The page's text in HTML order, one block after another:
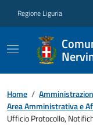
Regione Liguria
Home /
Area Amministrativa e
Ufficio Protocollo,